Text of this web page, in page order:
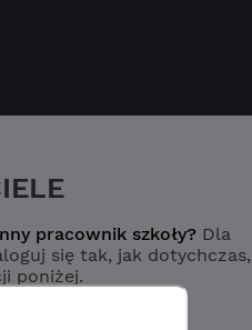
pracownik szkoły? Dla
się tak, jak dotychczas,
poniżej.